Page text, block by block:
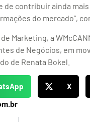
contribuir ainda mais
do mercado”,
Marketing, a
de Negócios, em
de Renata Bokel.
X